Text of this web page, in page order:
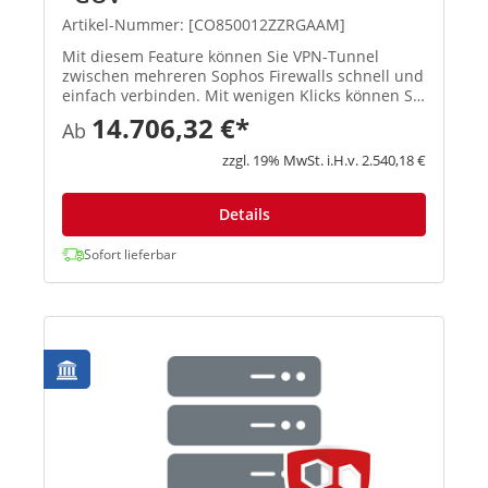
Artikel-Nummer: [CO850012ZZRGAAM]
Mit diesem Feature können Sie VPN-Tunnel
zwischen mehreren Sophos Firewalls schnell und
einfach verbinden. Mit wenigen Klicks können Sie
ein Full-Mesh-Netzwerk, eine Hub-and-Spoke-
Topologie oder ähnliche Infrastrukturen
einrichten, und Sophos Central...
Ab 14.706,32 €*
zzgl. 19% MwSt. i.H.v. 2.540,18 €
Details
Sofort lieferbar